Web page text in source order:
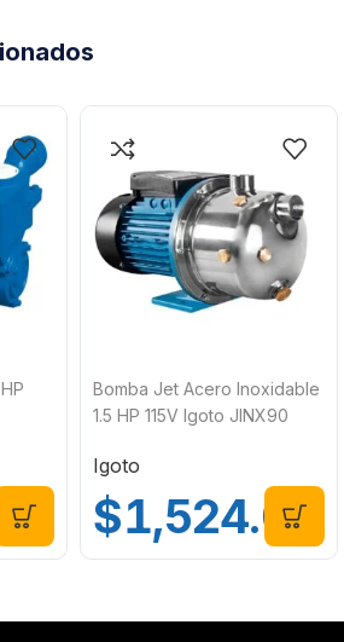
Bomba Jet Acero Inoxidable
1.5 HP 115V Igoto JINX90
Igoto
$1,524.00